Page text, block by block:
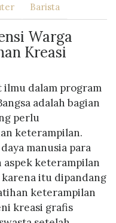
Barista
Warga
Kreasi
dalam program
adalah bagian
perlu
keterampilan.
manusia para
keterampilan
itu dipandang
keterampilan
kreasi grafis